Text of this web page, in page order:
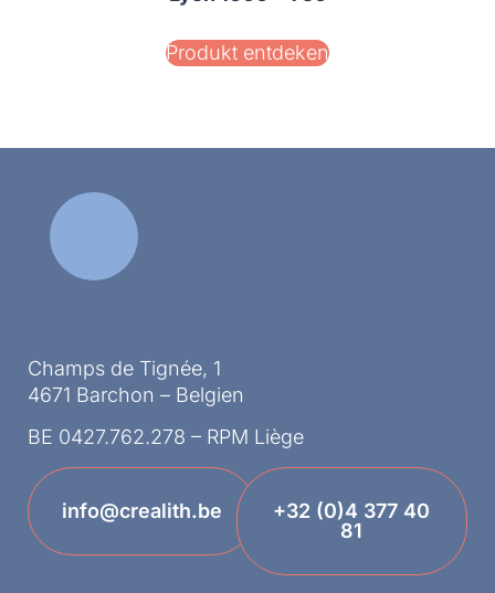
Produkt entdeken
Champs de Tignée, 1
4671 Barchon – Belgien
BE 0427.762.278 – RPM Liège
info@crealith.be
+32 (0)4 377 40
81